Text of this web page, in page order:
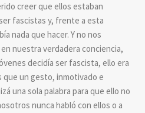
creer que ellos estaban
fascistas y, frente a esta
nada que hacer. Y no nos
nuestra verdadera conciencia,
decidía ser fascista, ello era
que un gesto, inmotivado e
una sola palabra para que ello no
nunca habló con ellos o a